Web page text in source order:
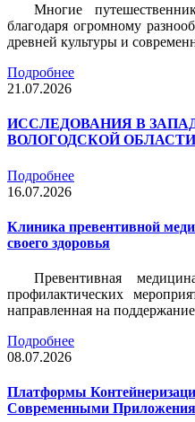
Многие
благодаря огромному
древней культуры и
Подробнее
21.07.2026
ИССЛЕДОВАНИЯ В
ВОЛОГОДСКОЙ ОБЛАСТИ
Подробнее
16.07.2026
Клиника превентивной
своего здоровья
Превентивная
профилактических
направленная на
Подробнее
08.07.2026
Платформы
Современными